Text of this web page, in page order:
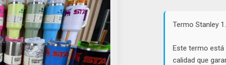
Termo Stanley
Este termo
calidad que